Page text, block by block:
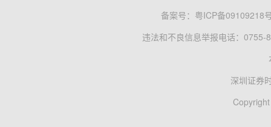
备案号： 粤ICP备09109218
违法和不良信息举报电话：0755-
深圳证券